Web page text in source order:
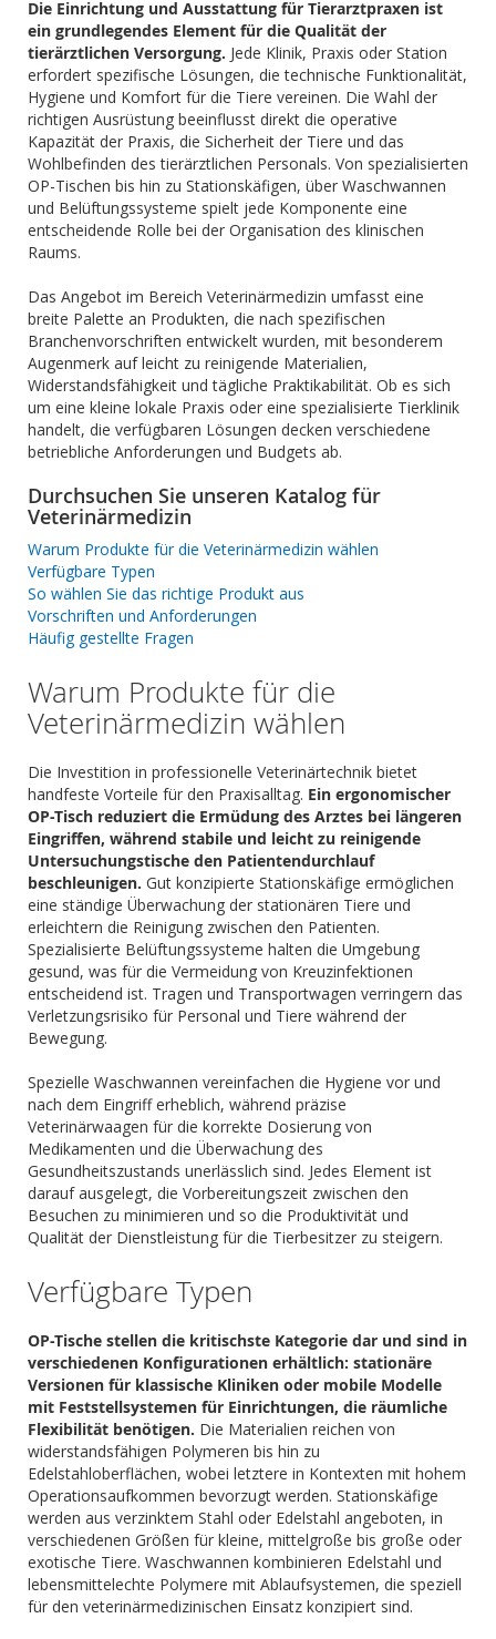
Die Einrichtung und Ausstattung für Tierarztpraxen ist
ein grundlegendes Element für die Qualität der
tierärztlichen Versorgung. Jede Klinik, Praxis oder Station
erfordert spezifische Lösungen, die technische Funktionalität,
Hygiene und Komfort für die Tiere vereinen. Die Wahl der
richtigen Ausrüstung beeinflusst direkt die operative
Kapazität der Praxis, die Sicherheit der Tiere und das
Wohlbefinden des tierärztlichen Personals. Von spezialisierten
OP-Tischen bis hin zu Stationskäfigen, über Waschwannen
und Belüftungssysteme spielt jede Komponente eine
entscheidende Rolle bei der Organisation des klinischen
Raums.
Das Angebot im Bereich Veterinärmedizin umfasst eine
breite Palette an Produkten, die nach spezifischen
Branchenvorschriften entwickelt wurden, mit besonderem
Augenmerk auf leicht zu reinigende Materialien,
Widerstandsfähigkeit und tägliche Praktikabilität. Ob es sich
um eine kleine lokale Praxis oder eine spezialisierte Tierklinik
handelt, die verfügbaren Lösungen decken verschiedene
betriebliche Anforderungen und Budgets ab.
Durchsuchen Sie unseren Katalog für
Veterinärmedizin
Warum Produkte für die Veterinärmedizin wählen
Verfügbare Typen
So wählen Sie das richtige Produkt aus
Vorschriften und Anforderungen
Häufig gestellte Fragen
Warum Produkte für die
Veterinärmedizin wählen
Die Investition in professionelle Veterinärtechnik bietet
handfeste Vorteile für den Praxisalltag. Ein ergonomischer
OP-Tisch reduziert die Ermüdung des Arztes bei längeren
Eingriffen, während stabile und leicht zu reinigende
Untersuchungstische den Patientendurchlauf
beschleunigen. Gut konzipierte Stationskäfige ermöglichen
eine ständige Überwachung der stationären Tiere und
erleichtern die Reinigung zwischen den Patienten.
Spezialisierte Belüftungssysteme halten die Umgebung
gesund, was für die Vermeidung von Kreuzinfektionen
entscheidend ist. Tragen und Transportwagen verringern das
Verletzungsrisiko für Personal und Tiere während der
Bewegung.
Spezielle Waschwannen vereinfachen die Hygiene vor und
nach dem Eingriff erheblich, während präzise
Veterinärwaagen für die korrekte Dosierung von
Medikamenten und die Überwachung des
Gesundheitszustands unerlässlich sind. Jedes Element ist
darauf ausgelegt, die Vorbereitungszeit zwischen den
Besuchen zu minimieren und so die Produktivität und
Qualität der Dienstleistung für die Tierbesitzer zu steigern.
Verfügbare Typen
OP-Tische stellen die kritischste Kategorie dar und sind in
verschiedenen Konfigurationen erhältlich: stationäre
Versionen für klassische Kliniken oder mobile Modelle
mit Feststellsystemen für Einrichtungen, die räumliche
Flexibilität benötigen. Die Materialien reichen von
widerstandsfähigen Polymeren bis hin zu
Edelstahloberflächen, wobei letztere in Kontexten mit hohem
Operationsaufkommen bevorzugt werden. Stationskäfige
werden aus verzinktem Stahl oder Edelstahl angeboten, in
verschiedenen Größen für kleine, mittelgroße bis große oder
exotische Tiere. Waschwannen kombinieren Edelstahl und
lebensmittelechte Polymere mit Ablaufsystemen, die speziell
für den veterinärmedizinischen Einsatz konzipiert sind.